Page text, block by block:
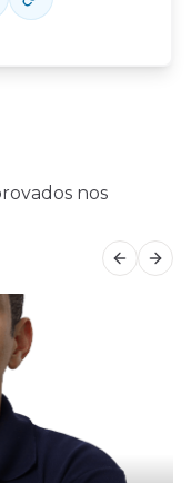
nos